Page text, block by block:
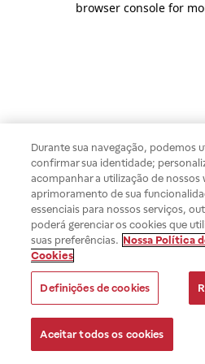
browser console for
Durante sua navegação, podemos
confirmar sua identidade;
acompanhar a utilização de nossos
aprimoramento de sua
essenciais para nossos serviços,
poderá gerenciar os cookies que
suas preferências. Nossa Política
Cookies
Definições de cookies
Aceitar todos os cookies